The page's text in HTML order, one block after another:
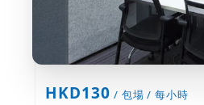
HKD130 / 包場 / 每小時